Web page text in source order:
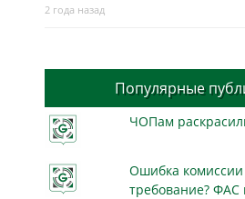
2 года назад
Популярные
ЧОПам
Ошибка
требование? ФАС